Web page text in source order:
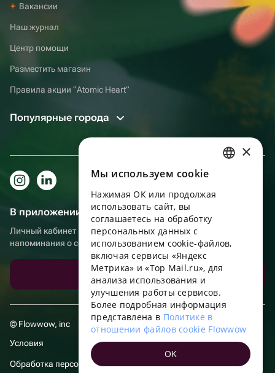
Вакансии
Наш журнал
Центр помощи
Разместить магазин
Правила акции “Atomic Heart”
Популярные города
В приложении еще удобнее!
Личный кабинет получателя, больше бонусов за покупки и
напоминания о событиях
Скачать приложение
© Flowwow, inc
Условия
Обработка персональных данных
ENGLISH
UKRAINIAN
PORTUGUESE
FRENCH
TURKISH
×
Мы используем сookie
Нажимая ОК или продолжая
использовать сайт, вы
соглашаетесь на обработку
персональных данных с
использованием cookie-файлов,
включая сервисы «Яндекс
Метрика» и «Top Mail.ru», для
анализа использования и
улучшения работы сервисов.
Более подробная информация
представлена в Политике в
отношении файлов cookie Flowwow
OK